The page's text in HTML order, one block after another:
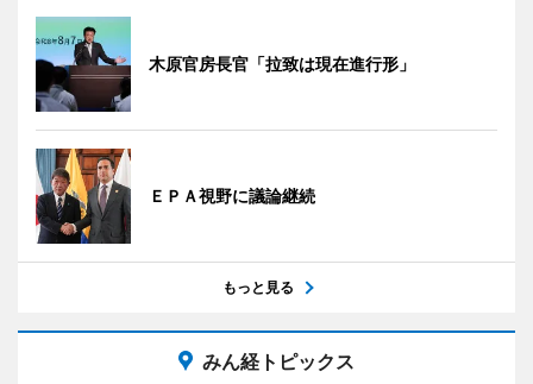
木原官房長官「拉致は現在進行形」
ＥＰＡ視野に議論継続
もっと見る
みん経トピックス